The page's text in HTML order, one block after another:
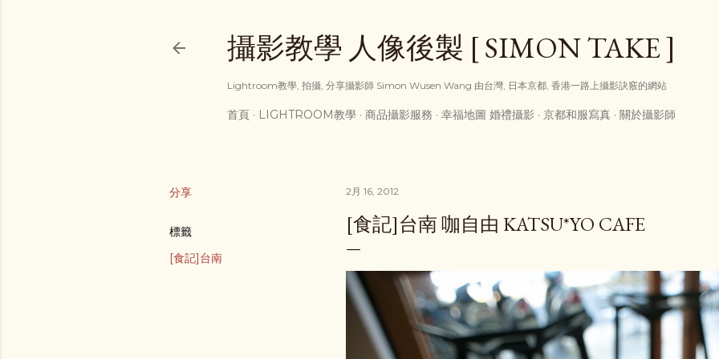
攝影教學 人像後製 [ SIMON TAKE ]
Lightroom教學, 拍攝, 分享攝影師 Simon Wusen Wang 由台灣, 日本京都, 香港一路上攝影訣竅的網站
首頁 LIGHTROOM教學 商品攝影服務 幸福地圖 婚禮攝影 京都和服寫真 關於攝影師
分享
標籤
[食記]台南
2月 16, 2012
[食記]台南 咖自由 KATSU*YO CAFE